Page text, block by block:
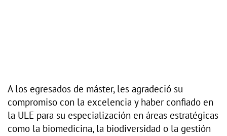
A los egresados de máster, les agradeció su
compromiso con la excelencia y haber confiado en
la ULE para su especialización en áreas estratégicas
como la biomedicina, la biodiversidad o la gestión